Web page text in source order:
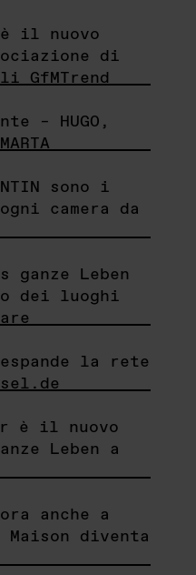
è il nuovo
di
GfMTrend
– HUGO,
sono i
camera da
ganze Leben
dei luoghi
espande la rete
è il nuovo
Leben a
anche a
Maison diventa